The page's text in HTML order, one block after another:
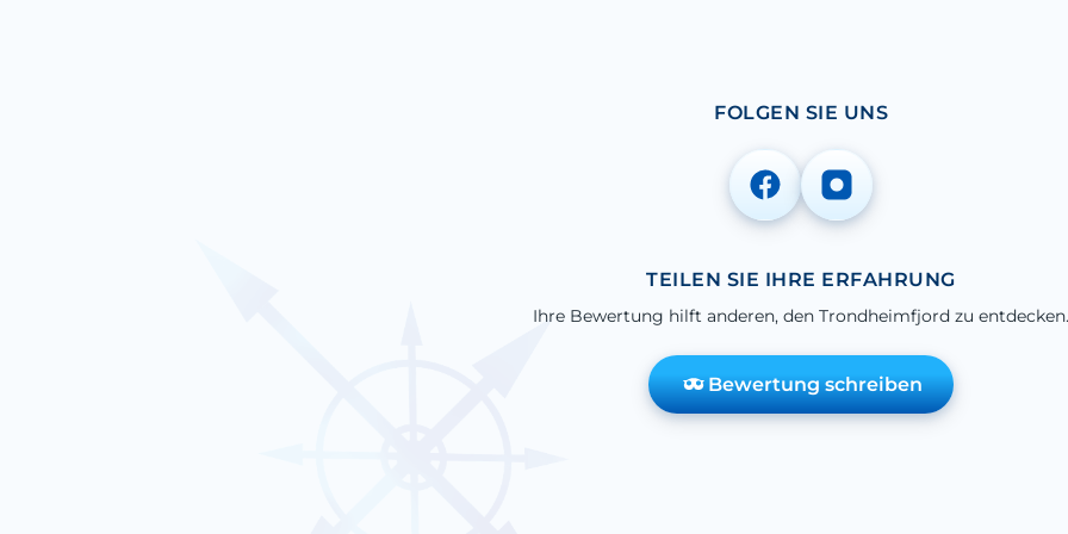
FOLGEN SIE UNS
TEILEN SIE IHRE ERFAHRUNG
Ihre Bewertung hilft anderen, den Trondheimfjord zu entdecken.
Bewertung schreiben